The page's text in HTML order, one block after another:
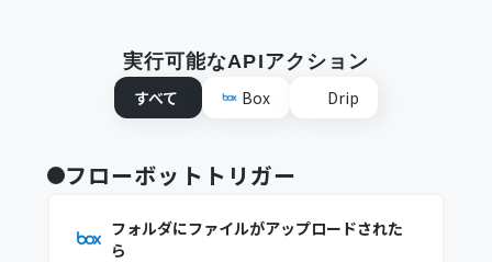
実行可能なAPIアクション
すべて
Box Drip
フローボットトリガー
フォルダにファイルがアップロードされた
ら